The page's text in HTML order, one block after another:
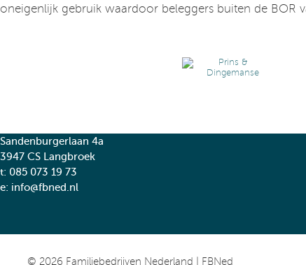
oneigenlijk gebruik waardoor beleggers buiten de BOR
Sandenburgerlaan 4a
3947 CS Langbroek
t: 085 073 19 73
e: info@fbned.nl
© 2026 Familiebedrijven Nederland | FBNed